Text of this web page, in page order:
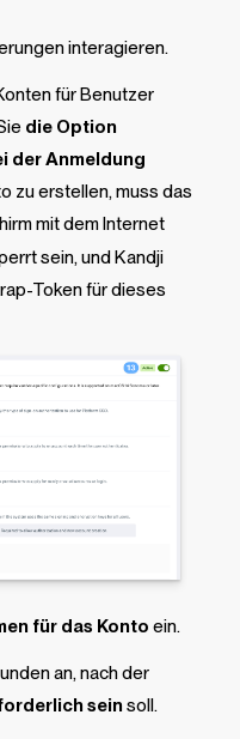
interagieren.
für Benutzer
die Option
der Anmeldung
zu erstellen, muss das
mit dem Internet
sein, undKandji
Token für dieses
für das Konto ein.
an, nach der
seinsoll.